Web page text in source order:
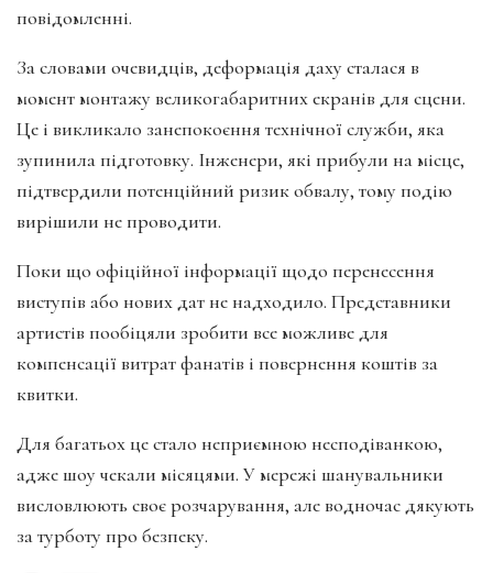
повідомленні.
За словами очевидців, деформація даху сталася в
момент монтажу великогабаритних екранів для сцени.
Це і викликало занепокоєння технічної служби, яка
зупинила підготовку. Інженери, які прибули на місце,
підтвердили потенційний ризик обвалу, тому подію
вирішили не проводити.
Поки що офіційної інформації щодо перенесення
виступів або нових дат не надходило. Представники
артистів пообіцяли зробити все можливе для
компенсації витрат фанатів і повернення коштів за
квитки.
Для багатьох це стало неприємною несподіванкою,
адже шоу чекали місяцями. У мережі шанувальники
висловлюють своє розчарування, але водночас дякують
за турботу про безпеку.